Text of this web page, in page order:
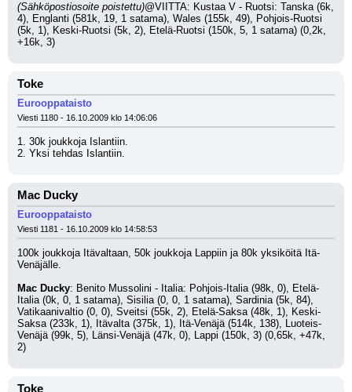
(Sähköpostiosoite poistettu)@VIITTA: Kustaa V - Ruotsi: Tanska (6k,
4), Englanti (581k, 19, 1 satama), Wales (155k, 49), Pohjois-Ruotsi
(5k, 1), Keski-Ruotsi (5k, 2), Etelä-Ruotsi (150k, 5, 1 satama) (0,2k,
+16k, 3)
Toke
Eurooppataisto
Viesti 1180 - 16.10.2009 klo 14:06:06
1. 30k joukkoja Islantiin.
2. Yksi tehdas Islantiin.
Mac Ducky
Eurooppataisto
Viesti 1181 - 16.10.2009 klo 14:58:53
100k joukkoja Itävaltaan, 50k joukkoja Lappiin ja 80k yksiköitä Itä-
Venäjälle.
Mac Ducky: Benito Mussolini - Italia: Pohjois-Italia (98k, 0), Etelä-
Italia (0k, 0, 1 satama), Sisilia (0, 0, 1 satama), Sardinia (5k, 84),
Vatikaanivaltio (0, 0), Sveitsi (55k, 2), Etelä-Saksa (48k, 1), Keski-
Saksa (233k, 1), Itävalta (375k, 1), Itä-Venäjä (514k, 138), Luoteis-
Venäjä (99k, 5), Länsi-Venäjä (47k, 0), Lappi (150k, 3) (0,65k, +47k,
2)
Toke